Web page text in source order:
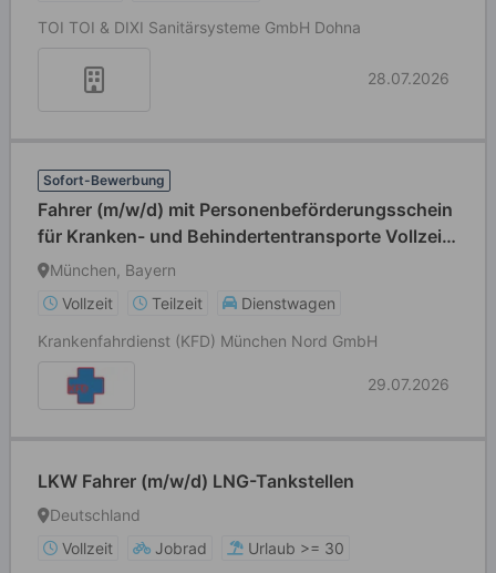
TOI TOI & DIXI Sanitärsysteme GmbH Dohna
28.07.2026
Sofort-Bewerbung
Fahrer (m/w/d) mit Personenbeförderungsschein
für Kranken- und Behindertentransporte Vollzeit
/ Teilzeit
München, Bayern
Vollzeit
Teilzeit
Dienstwagen
Krankenfahrdienst (KFD) München Nord GmbH
29.07.2026
LKW Fahrer (m/w/d) LNG-Tankstellen
Deutschland
Vollzeit
Jobrad
Urlaub >= 30